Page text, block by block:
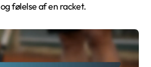
følelse af en racket.